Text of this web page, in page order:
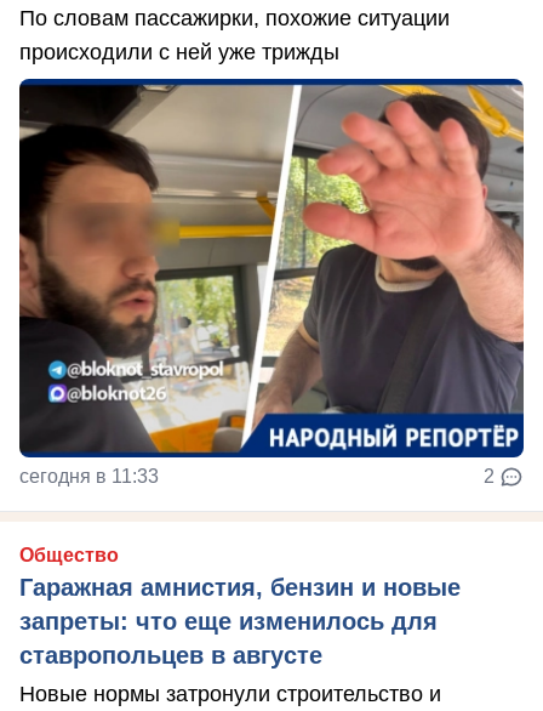
По словам пассажирки, похожие ситуации
происходили с ней уже трижды
сегодня в 11:33 2
Общество
Гаражная амнистия, бензин и новые
запреты: что еще изменилось для
ставропольцев в августе
Новые нормы затронули строительство и